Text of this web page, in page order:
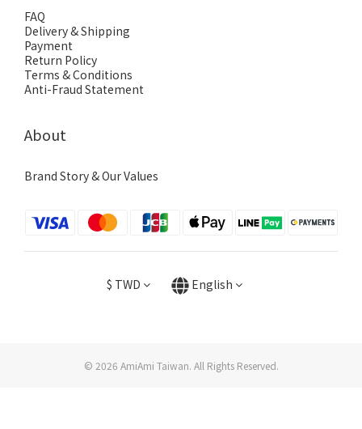
FAQ
Delivery & Shipping
Payment
Return Policy
Terms & Conditions
Anti-Fraud Statement
About
Brand Story & Our Values
$ TWD English
© 2026 AmiAmi Taiwan. All Rights Reserved.